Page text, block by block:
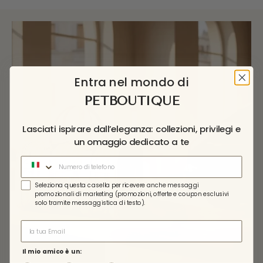
Entra nel mondo di
PETBOUTIQUE
Lasciati ispirare dall’eleganza: collezioni, privilegi e
un omaggio dedicato a te
Cellulare
chkboxSeleziona questa casella per ricevere anche messaggi
promozionali di marketing (promozioni, offerte e coupon esclusivi
solo tramite messaggistica di testo).
Mail
Il mio amico è un: